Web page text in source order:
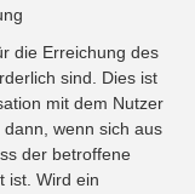
die Erreichung des
sind. Dies ist
mit dem Nutzer
wenn sich aus
der betroffene
ist. Wird ein